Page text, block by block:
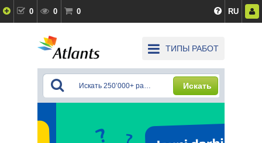
0 0 0 RU
ТИПЫ РАБОТ
Искать